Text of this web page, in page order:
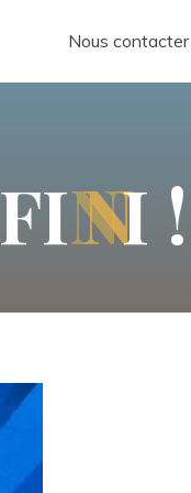
Nous contacter
FINI !